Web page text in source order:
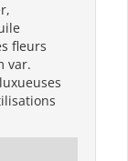
fleurs
var.